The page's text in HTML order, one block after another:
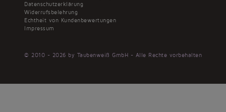
Datenschutzerklärung
Widerrufsbelehrung
Echtheit von Kundenbewertungen
Impressum
© 2010 - 2026 by Taubenweiß GmbH - Alle Rechte vorbehalten